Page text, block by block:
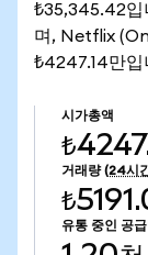
₺35,345.42입
며, Netflix
₺4247.14만입
시가총액
거래량 (24시
유통 중인 공